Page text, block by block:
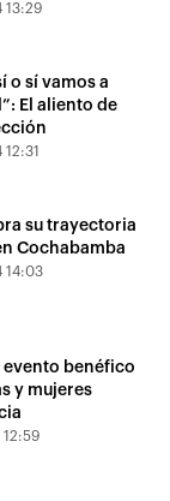
13:29
o sí vamos a
El aliento de
su trayectoria
Cochabamba
14:03
evento benéfico
y mujeres
12:59